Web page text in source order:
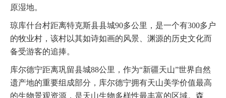
原湿地。
琼库什台村距离特克斯县县城90多公里，是一个有300多户
的牧业村，该村以其如诗如画的风景、渊源的历史文化而
备受游客的追捧。
库尔德宁距离巩留县城88公里，作为“新疆天山”世界自然
遗产地的重要组成部分，库尔德宁拥有天山美学价值最高
的生物景观资源，是天山生物多样性最丰富的区域。森